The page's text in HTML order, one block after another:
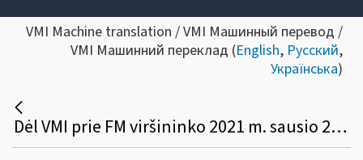
VMI Machine translation / VMI Машинный перевод /
VMI Машинний переклад (English, Русский,
Українська)
Dėl VMI prie FM viršininko 2021 m. sausio 20 d. įsakymo Nr. VA-3 „Dėl Savarankiškai dirbančių asmenų, pripažintų nukentėjusiais nuo ekstremaliosios situacijos ir karantino, kurio metu Lietuvos Respublikos Vyriausybė nustato ūkinės veiklos apribojimus, sąrašo sudarymo kriterijų tvarkos aprašo patvirtinimo“ pripažinimo netekusiu galios